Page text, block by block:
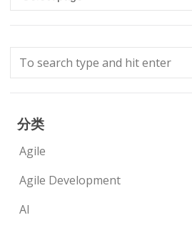
分类
Agile
Agile Development
AI